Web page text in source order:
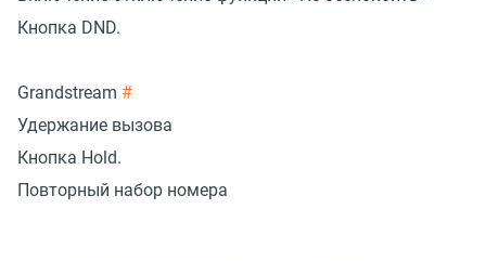
Кнопка DND.
Grandstream #
Удержание вызова
Кнопка Hold.
Повторный набор номера